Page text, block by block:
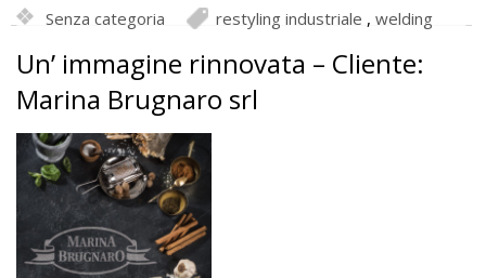
Senza categoria restyling industriale , welding
Un’ immagine rinnovata – Cliente:
Marina Brugnaro srl